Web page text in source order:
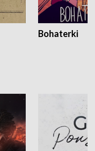
Bohaterki